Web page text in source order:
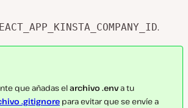
.
que añadas elarchivo .enva tu
.gitignore para evitar que se envíe a